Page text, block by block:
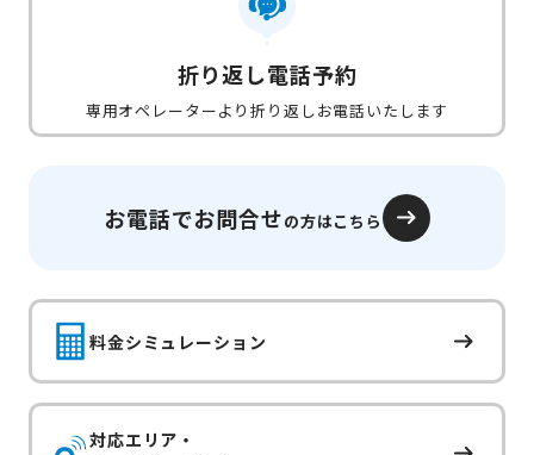
折り返し電話予約
専用オペレーターより折り返しお電話いたします
お電話でお問合せの方はこちら
料金シミュレーション
対応エリア・